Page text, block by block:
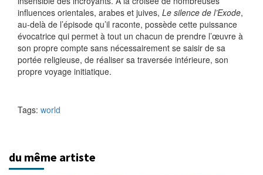
influences orientales, arabes et juives, Le silence de l’Exode,
au-delà de l’épisode qu’il raconte, possède cette puissance
évocatrice qui permet à tout un chacun de prendre l’œuvre à
son propre compte sans nécessairement se saisir de sa
portée religieuse, de réaliser sa traversée intérieure, son
propre voyage initiatique.
Tags: world
du même artiste